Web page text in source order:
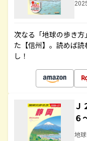
次なる「地球の歩き
た【信州】。読めば
し！
６
地